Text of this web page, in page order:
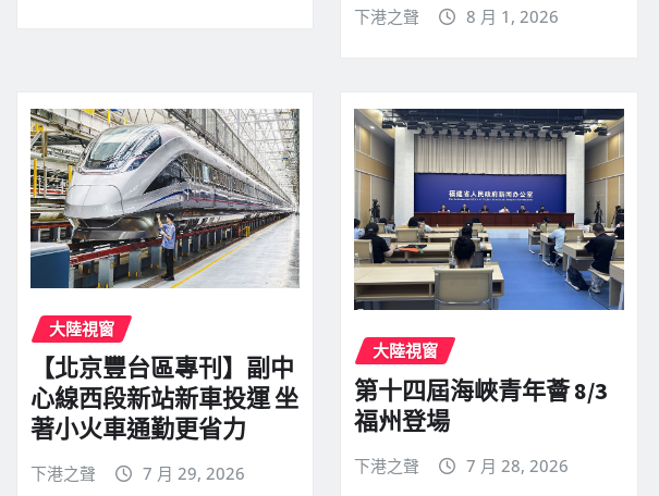
下港之聲 8 月 1, 2026
大陸視窗
【北京豐台區專刊】副中
心線西段新站新車投運 坐
著小火車通勤更省力
下港之聲 7 月 29, 2026
大陸視窗
第十四屆海峽青年薈 8/3
福州登場
下港之聲 7 月 28, 2026